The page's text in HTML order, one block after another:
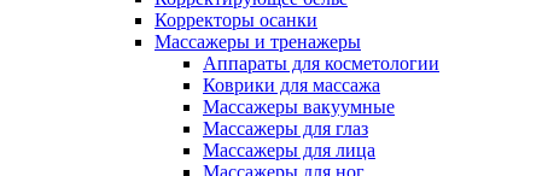
Корректоры осанки
Массажеры и тренажеры
Аппараты для косметологии
Коврики для массажа
Массажеры вакуумные
Массажеры для глаз
Массажеры для лица
Массажеры для ног